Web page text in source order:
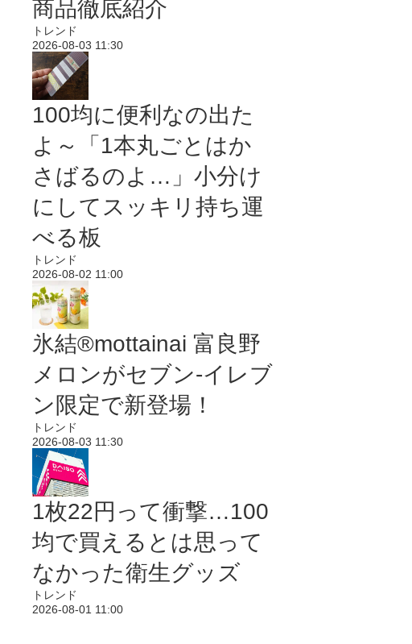
商品徹底紹介
トレンド
2026-08-03 11:30
100均に便利なの出た
よ～「1本丸ごとはか
さばるのよ…」小分け
にしてスッキリ持ち運
べる板
トレンド
2026-08-02 11:00
氷結®mottainai 富良野
メロンがセブン‐イレブ
ン限定で新登場！
トレンド
2026-08-03 11:30
1枚22円って衝撃…100
均で買えるとは思って
なかった衛生グッズ
トレンド
2026-08-01 11:00